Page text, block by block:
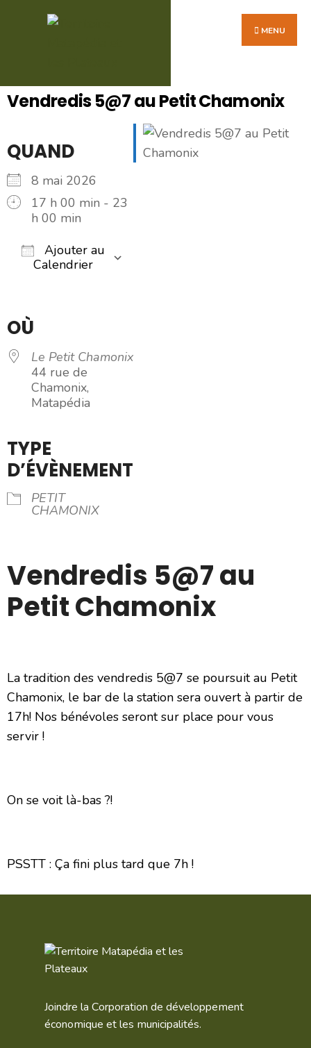
MENU
Vendredis 5@7 au Petit Chamonix
QUAND
8 mai 2026
17 h 00 min - 23
h 00 min
Ajouter au
Calendrier
OÙ
Le Petit Chamonix
44 rue de
Chamonix,
Matapédia
TYPE
D’ÉVÈNEMENT
PETIT
CHAMONIX
Vendredis 5@7 au
Petit Chamonix
La tradition des vendredis 5@7 se poursuit au Petit
Chamonix, le bar de la station sera ouvert à partir de
17h! Nos bénévoles seront sur place pour vous
servir !
On se voit là-bas ?!
PSSTT : Ça fini plus tard que 7h !
Joindre la Corporation de développement
économique et les municipalités.